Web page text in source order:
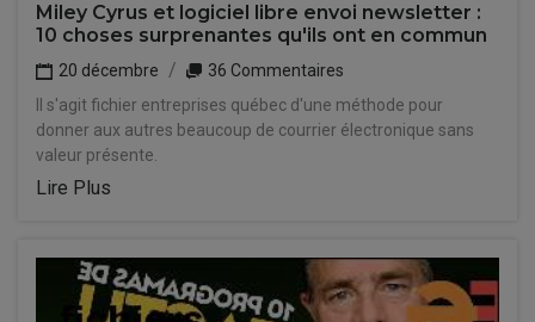
Miley Cyrus et logiciel libre envoi newsletter :
10 choses surprenantes qu'ils ont en commun
20 décembre
36 Commentaires
Il s'agit fichier entreprises québec d'une méthode pour
donner aux autres beaucoup de courrier électronique sans
valeur présente.
Lire Plus